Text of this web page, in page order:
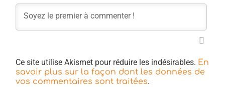
Ce site utilise Akismet pour réduire les indésirables. En
savoir plus sur la façon dont les données de
vos commentaires sont traitées.